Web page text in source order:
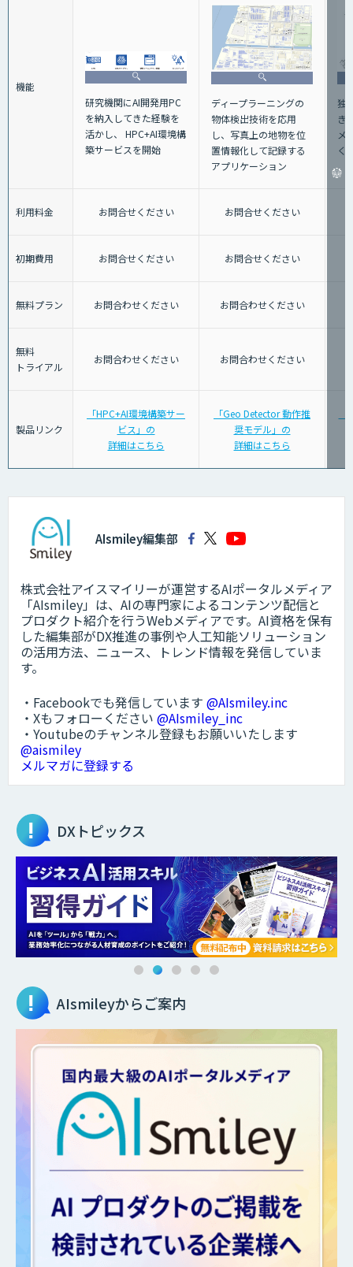
機能
研究機関にAI開発用PC
を納入してきた経験を
活かし、 HPC+AI環境構
築サービスを開始
ディープラーニングの
物体検出技術を応用
し、写真上の地物を位
置情報化して記録する
アプリケーション
独
き
メ
く
利用料金 お問合せください お問合せください
初期費用 お問合せください お問合せください
無料プラン お問合わせください お問合わせください
無料
トライアル
お問合わせください お問合わせください
製品リンク
「HPC+AI環境構築サー
ビス」の
詳細はこちら
「Geo Detector 動作推
奨モデル」の
詳細はこちら
AIsmiley編集部
株式会社アイスマイリーが運営するAIポータルメディア
「AIsmiley」は、AIの専門家によるコンテンツ配信と
プロダクト紹介を行うWebメディアです。AI資格を保有
した編集部がDX推進の事例や人工知能ソリューション
の活用方法、ニュース、トレンド情報を発信していま
す。
・Facebookでも発信しています @AIsmiley.inc
・Xもフォローください @AIsmiley_inc
・Youtubeのチャンネル登録もお願いいたします
@aismiley
メルマガに登録する
DXトピックス
AIsmileyからご案内